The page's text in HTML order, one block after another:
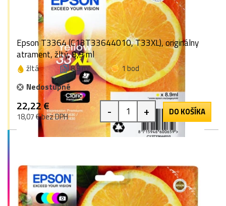
Epson T3364 (C13T33644010, T33XL), originálny
atrament, žltý, 8,9 ml
žltá 8,9 ml
1 bod
Nedostupné
22,22 €
18,07 € bez DPH - + DO KOŠÍKA